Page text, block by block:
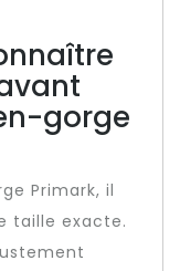
gorge
Primark, il
taille exacte.